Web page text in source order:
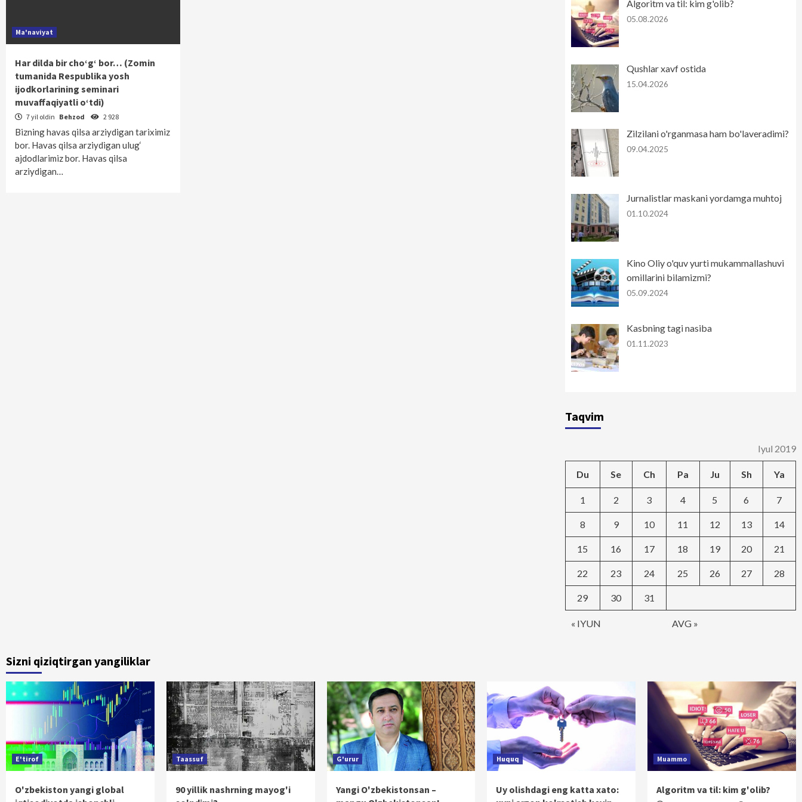
Ma'naviyat
Har dilda bir cho‘g‘ bor… (Zomin
tumanida Respublika yosh
ijodkorlarining seminari
muvaffaqiyatli o‘tdi)
7 yil oldin Behzod 2 928
Bizning havas qilsa arziydigan tariximiz
bor. Havas qilsa arziydigan ulug‘
ajdodlarimiz bor. Havas qilsa
arziydigan…
Algoritm va til: kim g'olib?
05.08.2026
Qushlar xavf ostida
15.04.2026
Zilzilani o'rganmasa ham bo'laveradimi?
09.04.2025
Jurnalistlar maskani yordamga muhtoj
01.10.2024
Kino Oliy o'quv yurti mukammallashuvi
omillarini bilamizmi?
05.09.2024
Kasbning tagi nasiba
01.11.2023
Taqvim
Iyul 2019
Du Se Ch Pa Ju Sh Ya
« IYUN AVG »
1 2 3 4 5 6 7
8 9 10 11 12 13 14
15 16 17 18 19 20 21
22 23 24 25 26 27 28
29 30 31
Sizni qiziqtirgan yangiliklar
E'tirof
O'zbekiston yangi global
Taassuf
90 yillik nashrning mayog'i
G'urur
Yangi O'zbekistonsan –
Huquq
Uy olishdagi eng katta xato:
Muammo
Algoritm va til: kim g'olib?